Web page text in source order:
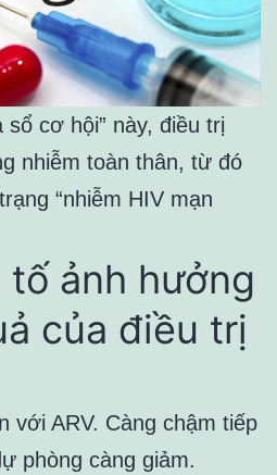
cơ hội” này, điều trị
nhiễm toàn thân, từ đó
“nhiễm HIV mạn
tố ảnh hưởng
của điều trị
với ARV. Càng chậm tiếp
phòng càng giảm.